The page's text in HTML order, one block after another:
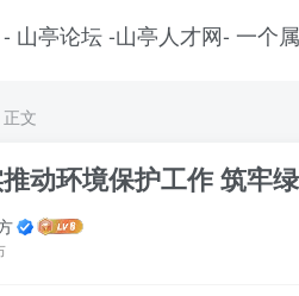
正文
动环境保护工作 筑牢